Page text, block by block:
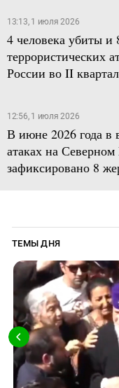
13:13, 1 июля 2026
4 человека убиты
террористических
России во II
12:56, 1 июля 2026
В июне 2026 года в
атаках на
зафиксировано 8
ТЕМЫ ДНЯ